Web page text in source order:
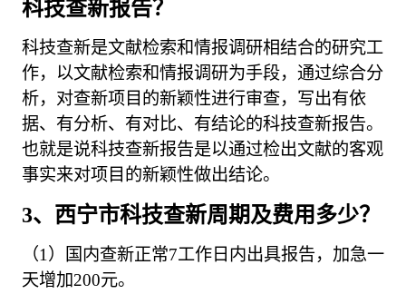
科技查新报告？
科技查新是文献检索和情报调研相结合的研究工
作，以文献检索和情报调研为手段，通过综合分
析，对查新项目的新颖性进行审查，写出有依
据、有分析、有对比、有结论的科技查新报告。
也就是说科技查新报告是以通过检出文献的客观
事实来对项目的新颖性做出结论。
3、西宁市科技查新周期及费用多少？
（1）国内查新正常7工作日内出具报告，加急一
天增加200元。